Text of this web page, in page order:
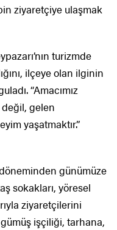
ziyaretçiye ulaşmak
turizmde
ilçeye olan ilginin
“Amacımız
değil, gelen
yaşatmaktır.”
günümüze
sokakları, yöresel
ziyaretçilerini
gümüş işçiliği, tarhana,